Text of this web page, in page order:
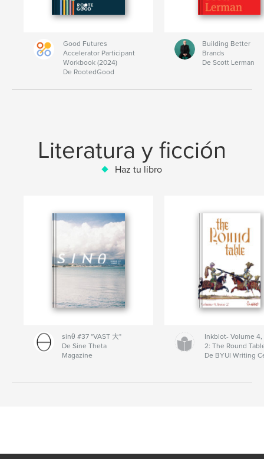
Good Futures
Accelerator Participant
Workbook (2024)
De RootedGood
Building Better
Brands
De Scott Lerman
Literatura y ficción
Haz tu libro
sinθ #37 "VAST 大"
De Sine Theta
Magazine
Inkblot- Volume 4,
2: The Round
De BYUI Writing